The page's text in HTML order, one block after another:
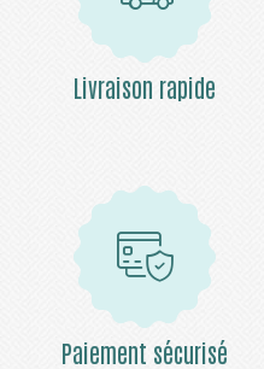
Livraison rapide
Paiement sécurisé